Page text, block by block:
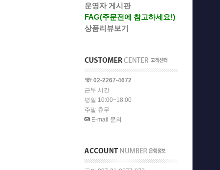
운영자 게시판
FAG(주문전에 참고하세요!)
상품리뷰보기
☏ 02-2267-4672
근무 시간
평일 10:00~18:00
주말 휴무
E-mail 문의